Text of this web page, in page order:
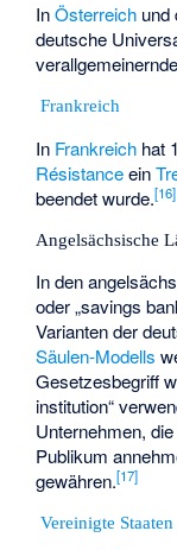
InÖsterreich
deutsche
Frankreich
In Frankreich hat
Résistanceein
beendet wurde.[16]
Angelsächsische
In den
oder „savings
Varianten der
Säulen-Modells
Gesetzesbegriff
institution“
Unternehmen,
Publikum
gewähren.[17]
Vereinigte Staaten